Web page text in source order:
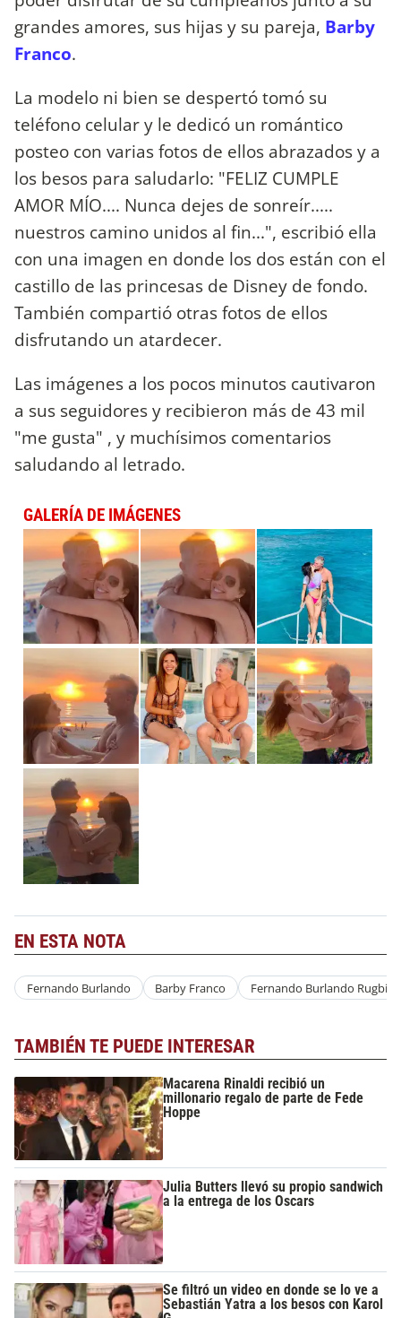
grandes amores, sus hijas y su pareja, Barby
Franco.
La modelo ni bien se despertó tomó su
teléfono celular y le dedicó un romántico
posteo con varias fotos de ellos abrazados y a
los besos para saludarlo: "FELIZ CUMPLE
AMOR MÍO.... Nunca dejes de sonreír.....
nuestros camino unidos al fin...", escribió ella
con una imagen en donde los dos están con el
castillo de las princesas de Disney de fondo.
También compartió otras fotos de ellos
disfrutando un atardecer.
Las imágenes a los pocos minutos cautivaron
a sus seguidores y recibieron más de 43 mil
"me gusta" , y muchísimos comentarios
saludando al letrado.
GALERÍA DE IMÁGENES
EN ESTA NOTA
Fernando Burlando Barby Franco Fernando Burlando
TAMBIÉN TE PUEDE INTERESAR
Macarena Rinaldi recibió un
millonario regalo de parte de Fede
Hoppe
Julia Butters llevó su propio sandwich
a la entrega de los Oscars
Se filtró un video en donde se lo ve a
Sebastián Yatra a los besos con Karol